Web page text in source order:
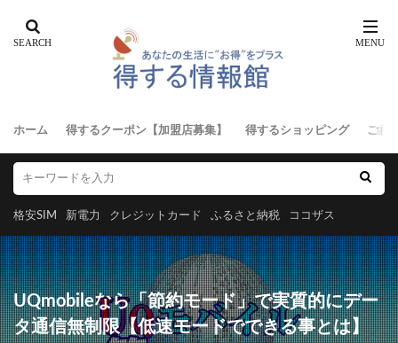
ホーム 得するクーポン【加盟店募集】 得するショッピング ご意
格安SIM 新電力 クレジットカード ふるさと納税 ココザス
UQmobileなら「節約モード」で実質的にデー
タ通信無制限【低速モードでできる事とは】